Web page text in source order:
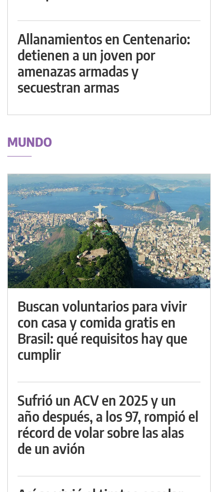
Allanamientos en Centenario:
detienen a un joven por
amenazas armadas y
secuestran armas
MUNDO
Buscan voluntarios para vivir
con casa y comida gratis en
Brasil: qué requisitos hay que
cumplir
Sufrió un ACV en 2025 y un
año después, a los 97, rompió el
récord de volar sobre las alas
de un avión